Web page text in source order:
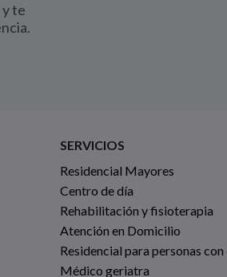
te
SERVICIOS
Residencial Mayores
Centro de día
Rehabilitación y fisioterapia
Atención en Domicilio
Residencial para personas
Médico geriatra